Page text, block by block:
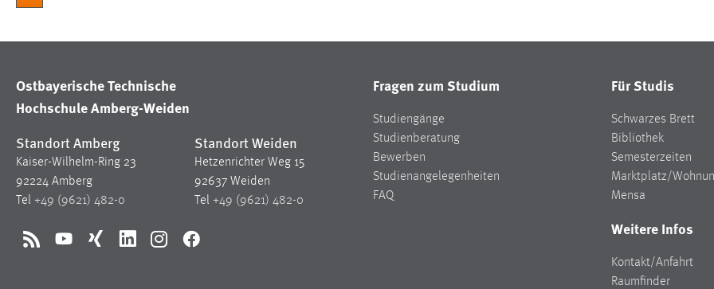
Ostbayerische Technische
Hochschule Amberg-Weiden
Standort Amberg
Kaiser-Wilhelm-Ring 23
92224 Amberg
Tel +49 (9621) 482-0
Standort Weiden
Hetzenrichter Weg 15
92637 Weiden
Tel +49 (9621) 482-0
RSS YouTubeXing LinkedInInstagramFacebook
Fragen zum Studium
Studiengänge
Studienberatung
Bewerben
Studienangelegenheiten
FAQ
Für Studis
Schwarzes Brett
Bibliothek
Semesterzeiten
Marktplatz/
Mensa
Weitere Infos
Kontakt/Anfahrt
Raumfinder